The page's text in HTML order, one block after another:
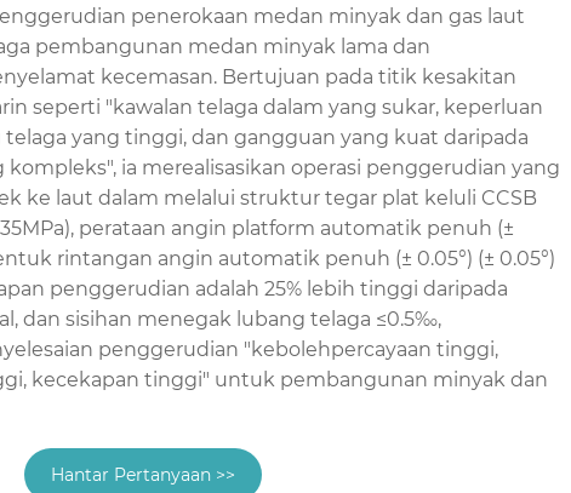
penerokaan medan minyak dan gas laut
pembangunan medan minyak lama dan
kecemasan. Bertujuan pada titik kesakitan
seperti "kawalan telaga dalam yang sukar, keperluan
yang tinggi, dan gangguan yang kuat daripada
kompleks", ia merealisasikan operasi penggerudian yang
ke laut dalam melalui struktur tegar plat keluli CCSB
perataan angin platform automatik penuh (±
rintangan angin automatik penuh (± 0.05°) (± 0.05°)
penggerudian adalah 25% lebih tinggi daripada
dan sisihan menegak lubang telaga ≤0.5‰,
penggerudian "kebolehpercayaan tinggi,
kecekapan tinggi" untuk pembangunan minyak dan
Hantar Pertanyaan >>